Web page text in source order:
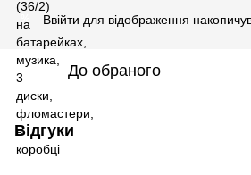
Ввійти для відображення
До обраного
Відгуки